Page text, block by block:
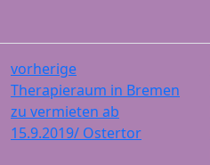
vorherige
Therapieraum in Bremen
zu vermieten ab
15.9.2019/ Ostertor